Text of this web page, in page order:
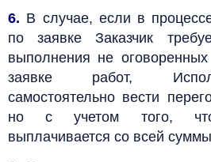
6. В случае, если в
по заявке Заказчик
выполнения не
заявке работ,
самостоятельно вести
но с учетом того,
выплачивается со всей суммы